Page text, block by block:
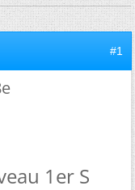
#1
1er S